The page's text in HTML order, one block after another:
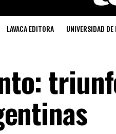
LAVACA EDITORA UNIVERSIDAD DE